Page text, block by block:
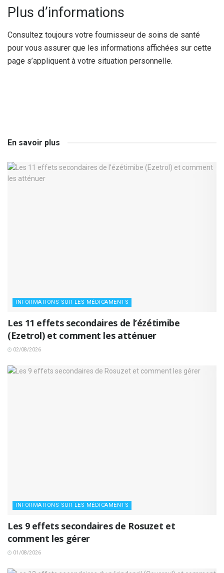
Plus d’informations
Consultez toujours votre fournisseur de soins de santé
pour vous assurer que les informations affichées sur cette
page s’appliquent à votre situation personnelle.
En savoir plus
INFORMATIONS SUR LES MÉDICAMENTS
Les 11 effets secondaires de l’ézétimibe
(Ezetrol) et comment les atténuer
02/08/2026
INFORMATIONS SUR LES MÉDICAMENTS
Les 9 effets secondaires de Rosuzet et
comment les gérer
01/08/2026